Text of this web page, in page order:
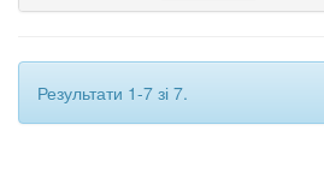
Результати 1-7 зі 7.